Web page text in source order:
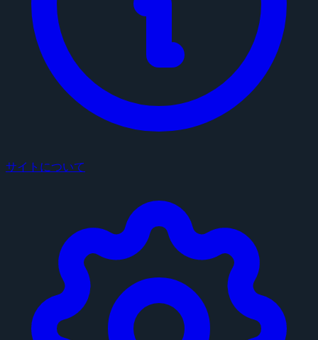
サイトについて